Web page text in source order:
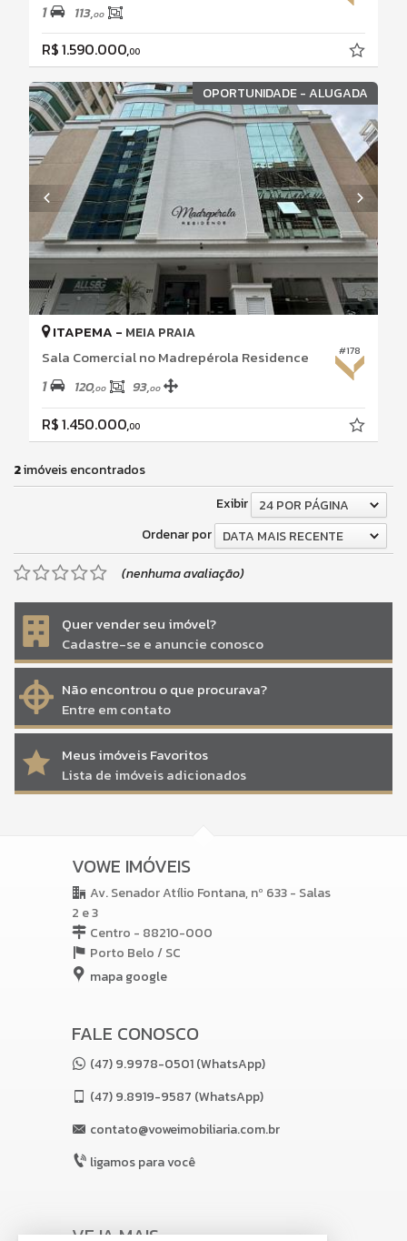
1 113,00
R$ 1.590.000,00
OPORTUNIDADE - ALUGADA
#178
ITAPEMA - MEIA PRAIA
Sala Comercial no Madrepérola Residence
1 120,00 93,00
R$ 1.450.000,00
2imóveis encontrados
Exibir
24 POR PÁGINA
Ordenar por
DATA MAIS RECENTE
(nenhuma avaliação)
Quer vender seu imóvel?
Cadastre-se e anuncie conosco
Não encontrou o que procurava?
Entre em contato
Meus imóveis Favoritos
Lista de imóveis adicionados
VOWE IMÓVEIS
Av. Senador Atílio Fontana, nº 633 - Salas
2 e 3
Centro - 88210-000
Porto Belo /SC
mapa google
FALE CONOSCO
(47) 9.9978-0501 (WhatsApp)
(47)9.8919-9587 (WhatsApp)
contato@voweimobiliaria.com.br
ligamos para você